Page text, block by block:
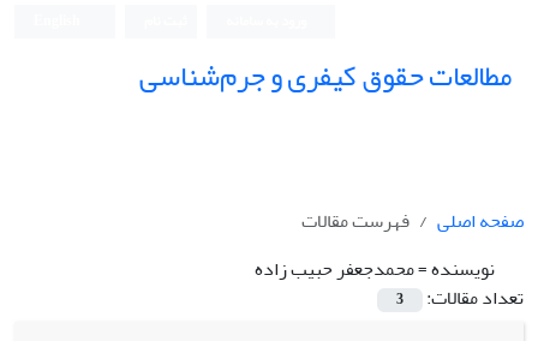
مطالعات حقوق کیفری و جرم‌شناسی
صفحه اصلی
فهرست مقالات
نویسنده =محمدجعفر حبیب زاده
تعداد مقالات:
3